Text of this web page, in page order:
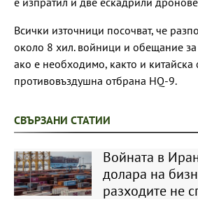
Всички източници посочват, че
около 8 хил. войници и обещание
ако е необходимо, както и китайска
противовъздушна отбрана HQ-9.
СВЪРЗАНИ СТАТИИ
Войната в
долара на
разходите не